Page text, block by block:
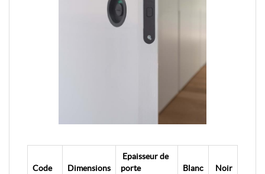
Code Dimensions
Epaisseur de
porte
Blanc Noir